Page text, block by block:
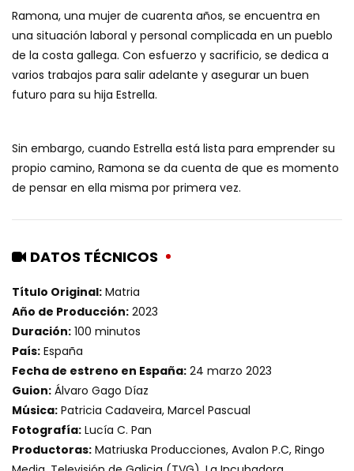
Ramona, una mujer de cuarenta años, se encuentra en
una situación laboral y personal complicada en un pueblo
de la costa gallega. Con esfuerzo y sacrificio, se dedica a
varios trabajos para salir adelante y asegurar un buen
futuro para su hija Estrella.
Sin embargo, cuando Estrella está lista para emprender su
propio camino, Ramona se da cuenta de que es momento
de pensar en ella misma por primera vez.
DATOS TÉCNICOS
Título Original: Matria
Año de Producción: 2023
Duración: 100 minutos
País: España
Fecha de estreno en España: 24 marzo 2023
Guion: Álvaro Gago Díaz
Música: Patricia Cadaveira, Marcel Pascual
Fotografía: Lucía C. Pan
Productoras: Matriuska Producciones, Avalon P.C, Ringo